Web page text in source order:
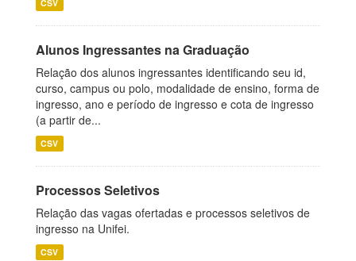
CSV
Alunos Ingressantes na Graduação
Relação dos alunos ingressantes identificando seu id,
curso, campus ou polo, modalidade de ensino, forma de
ingresso, ano e período de ingresso e cota de ingresso
(a partir de...
CSV
Processos Seletivos
Relação das vagas ofertadas e processos seletivos de
ingresso na Unifei.
CSV